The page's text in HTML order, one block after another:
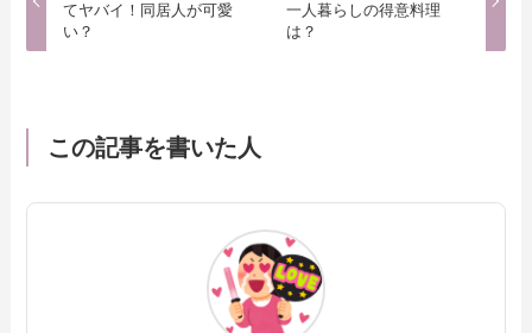
てヤバイ！同居人が可愛
い？
一人暮らしの得意料理
は？
この記事を書いた人